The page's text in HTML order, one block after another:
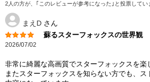
2人の方が、｢このレビューが参考になった｣と投票してい
まえD さん
蘇るスターフォックスの世界観
2026/07/02
非常に綺麗な高画質でスターフォックスを楽
またスターフォックスを知らない方でも、ス